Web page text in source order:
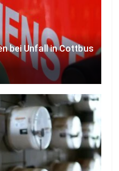
bei Unfall in Cottbus